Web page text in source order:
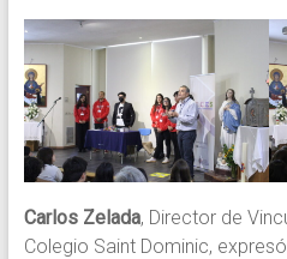
Carlos Zelada, Director de
Colegio Saint Dominic,